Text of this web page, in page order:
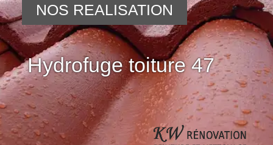
Hydrofuge toiture 47
NOS REALISATION